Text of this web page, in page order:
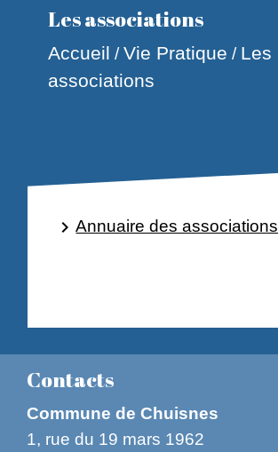
Les associations
Accueil /Vie Pratique / Les
associations
keyboard_arrow_rightAnnuaire des associations
Contacts
Commune de Chuisnes
1, rue du 19 mars 1962